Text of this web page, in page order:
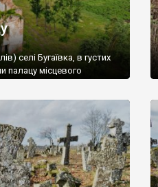
селі Бугаївка, в густих
палацу місцевого
У 60-х роках минулого
лікарню. Коли із
не […]